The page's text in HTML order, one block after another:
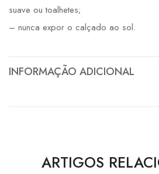
suave ou toalhetes;
– nunca expor o calçado ao sol.
INFORMAÇÃO ADICIONAL
ARTIGOS